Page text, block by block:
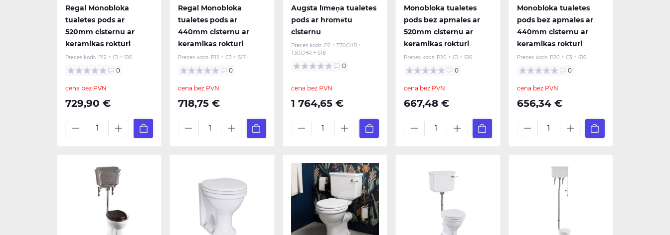
Regal Monobloka
tualetes pods ar
520mm cisternu ar
keramikas rokturi
Preces kods: P12 + C1 + S16
0
cena bez PVN
729,90 €
Regal Monobloka
tualetes pods ar
440mm cisternu ar
keramikas rokturi
Preces kods: P12 + C3 + S17
0
cena bez PVN
718,75 €
Augsta līmeņa tualetes
pods ar hromētu
cisternu
Preces kods: P2 + T70CHR +
T30CHR + S18
0
cena bez PVN
1 764,65 €
Monobloka tualetes
pods bez apmales ar
520mm cisternu ar
keramikas rokturi
Preces kods: P20 + C1 + S16
0
cena bez PVN
667,48 €
Monobloka tualetes
pods bez apmales ar
440mm cisternu ar
keramikas rokturi
Preces kods: P20 + C3 + S16
0
cena bez PVN
656,34 €